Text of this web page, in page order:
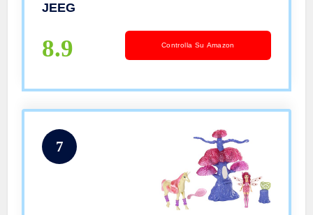
JEEG
8.9 Controlla Su Amazon
7